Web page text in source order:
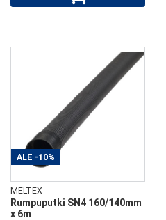
ALE -10%
MELTEX
Rumpuputki SN4 160/140mm
x 6m